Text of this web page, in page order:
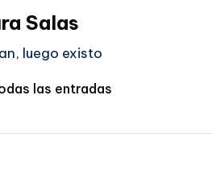
Salas
luego existo
las entradas